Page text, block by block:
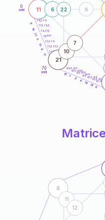
0
anni
70
anni
61-62,5
62,5-63,5
63,5-64
66-67,5
67,5-68,5
68,5-69
71-72,5
72,5-73,5
73,5-74
76-77,5
77,5-78,5
78,5-79
6
14
18
4
11
7
10
11
8
13
5
21
16
9
11
21
6 22 6
10
7
65anni
75anni
8
11
12